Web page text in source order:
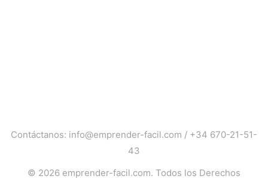
Contáctanos: info@emprender-facil.com / +34 670-21-51-
43
© 2026 emprender-facil.com. Todos los Derechos